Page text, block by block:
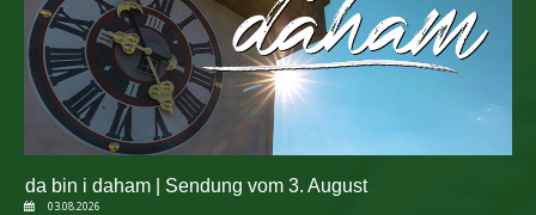
da bin i daham | Sendung vom 3. August
03.08.2026